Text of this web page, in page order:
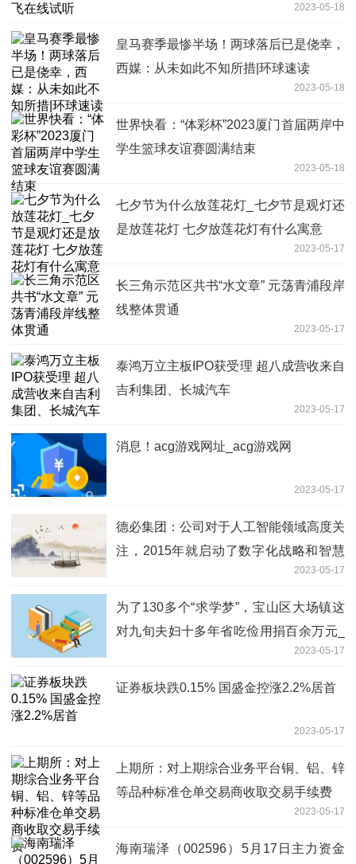
2023-05-18
皇马赛季最惨半场！两球落后已是侥幸，
西媒：从未如此不知所措|环球速读
2023-05-18
世界快看：“体彩杯”2023厦门首届两岸中
学生篮球友谊赛圆满结束
2023-05-18
七夕节为什么放莲花灯_七夕节是观灯还
是放莲花灯 七夕放莲花灯有什么寓意
2023-05-17
长三角示范区共书“水文章” 元荡青浦段岸
线整体贯通
2023-05-17
泰鸿万立主板IPO获受理 超八成营收来自
吉利集团、长城汽车
2023-05-17
消息！acg游戏网址_acg游戏网
2023-05-17
德必集团：公司对于人工智能领域高度关
注，2015年就启动了数字化战略和智慧
2023-05-17
为了130多个“求学梦”，宝山区大场镇这
对九旬夫妇十多年省吃俭用捐百余万元_
2023-05-17
证券板块跌0.15% 国盛金控涨2.2%居首
2023-05-17
上期所：对上期综合业务平台铜、铝、锌
等品种标准仓单交易商收取交易手续费
2023-05-17
海南瑞泽（002596）5月17日主力资金